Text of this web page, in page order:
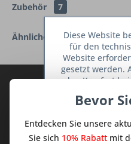
Zubehör 7
Ähnliche Artikel
Abonnieren Sie den
TraumKüche
Sie keine Neuigkeit
dem Traum Küchen
Bevor
Entdecken Sie unsere
Sie sich 10% Rabattmit
Diese Website
für den
Website
gesetzt werden.
den Komfort
dienen oder
Netzwerken
werden nur mit